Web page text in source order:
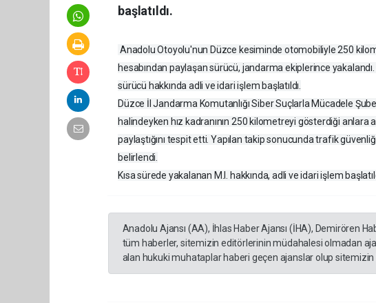
başlatıldı.
Anadolu Otoyolu'nun Düzce kesiminde otomobiliyle 250
hesabından paylaşan sürücü, jandarma ekiplerince
sürücü hakkında adli ve idari işlem başlatıldı.
Düzce İl Jandarma Komutanlığı Siber Suçlarla Mücadele
halindeyken hız kadranının 250 kilometreyi gösterdiği
paylaştığını tespit etti. Yapılan takip sonucunda trafik
belirlendi.
Kısa sürede yakalanan M.I. hakkında, adli ve idari işlem
Anadolu Ajansı (AA), İhlas Haber Ajansı (İHA), Demirören
tüm haberler, sitemizin editörlerinin müdahalesi olmadan
alan hukuki muhataplar haberi geçen ajanslar olup sitemizin